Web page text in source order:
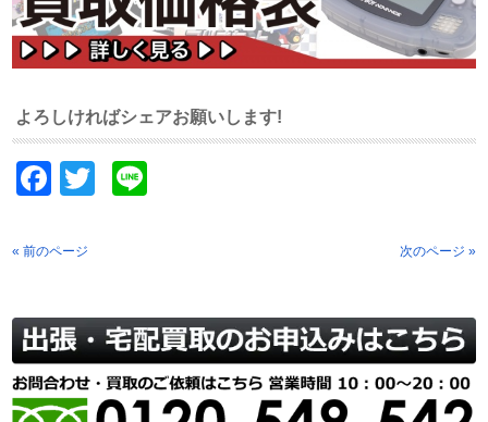
よろしければシェアお願いします!
Facebook
Twitter
« 前のページ 次のページ »